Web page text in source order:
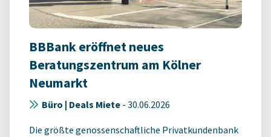
BBBank eröffnet neues
Beratungszentrum am Kölner
Neumarkt
Büro | Deals Miete - 30.06.2026
Die größte genossenschaftliche Privatkundenbank